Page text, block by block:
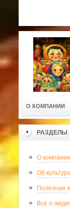
О КОМПАНИИ
РАЗДЕЛЫ
О компании
Об культуре
Полезная
Всё о